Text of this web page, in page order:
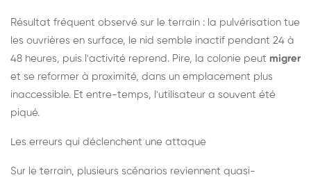
Résultat fréquent observé sur le terrain : la pulvérisation tue
les ouvrières en surface, le nid semble inactif pendant 24 à
48 heures, puis l'activité reprend. Pire, la colonie peut migrer
et se reformer à proximité, dans un emplacement plus
inaccessible. Et entre-temps, l'utilisateur a souvent été
piqué.
Les erreurs qui déclenchent une attaque
Sur le terrain, plusieurs scénarios reviennent quasi-